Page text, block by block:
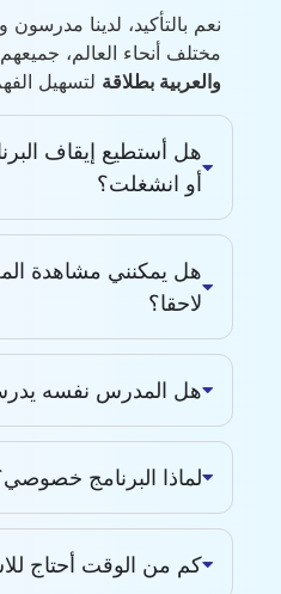
نعم بالتأكيد، لدينا مدرسون
مختلف أنحاء العالم، جميعهم
والعربية بطلاقةلتسهيل الفهم
هل أستطيع إيقاف
أو انشغلت؟
هل يمكنني مشاهدة
لاحقا؟
هل المدرس نفسه يدرسني
لماذا البرنامج خصوصي؟
كم من الوقت أحتاج